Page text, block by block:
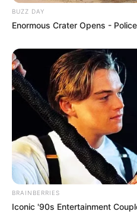
BUZZ DAY
Enormous Crater Opens -
BRAINBERRIES
Iconic '90s Entertainment